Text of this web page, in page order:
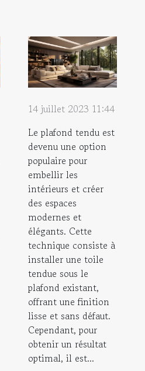
14 juillet 2023 11:44
Le plafond tendu est
devenu une option
populaire pour
embellir les
intérieurs et créer
des espaces
modernes et
élégants. Cette
technique consiste à
installer une toile
tendue sous le
plafond existant,
offrant une finition
lisse et sans défaut.
Cependant, pour
obtenir un résultat
optimal, il est...